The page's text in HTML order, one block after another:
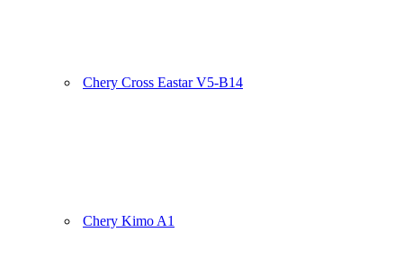
Chery Cross Eastar V5-B14
Chery Kimo A1